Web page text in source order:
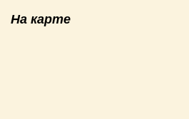
На карте